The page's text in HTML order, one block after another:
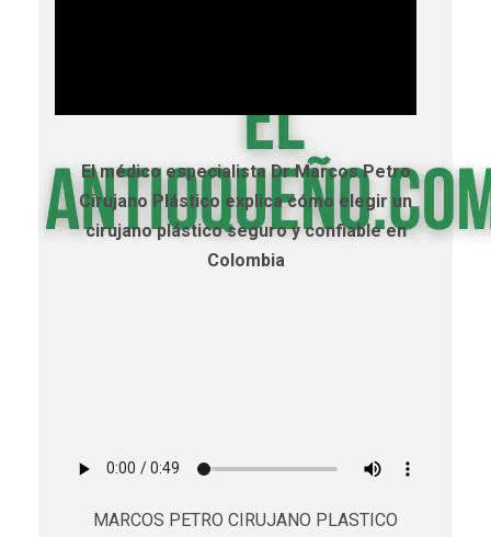
El médico especialista Dr Marcos Petro
Cirujano Plástico explica cómo elegir un
cirujano plástico seguro y confiable en
Colombia
MARCOS PETRO CIRUJANO PLASTICO